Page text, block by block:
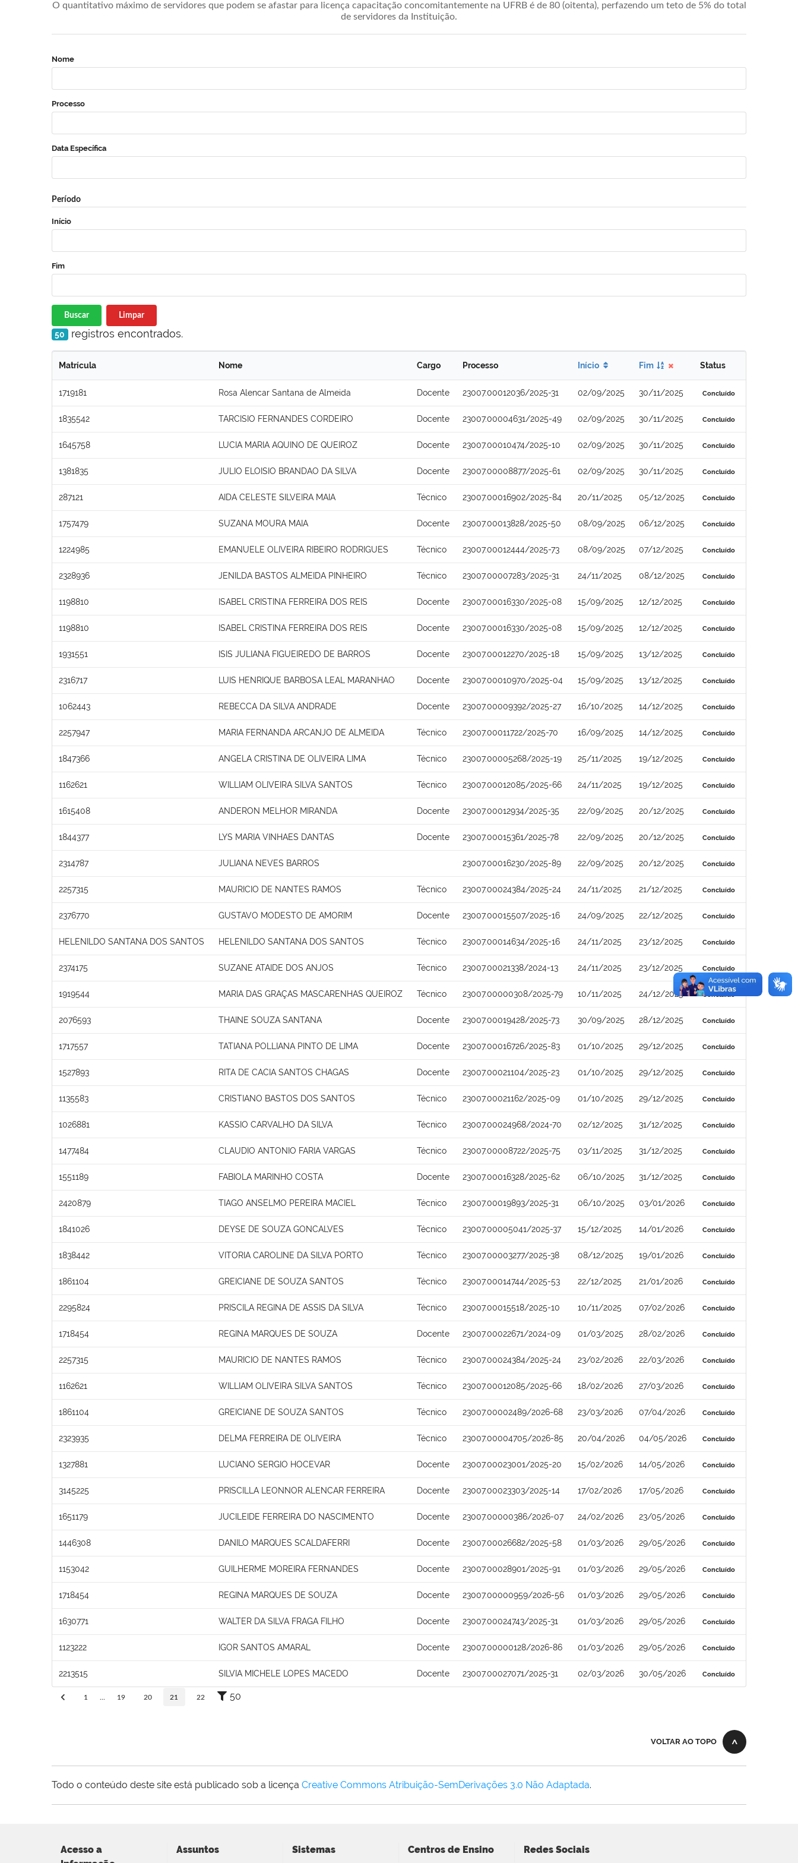
O quantitativo máximo de servidores que podem se afastar para licença capacitação concomitantemente na UFRB é de 80 (oitenta), perfazendo um teto de 5% do total
de servidores da Instituição.
Nome
Processo
Data Específica
Período
Início
Fim
Buscar Limpar
50 registros encontrados.
Matrícula Nome Cargo Processo Início Fim Status
1719181 Rosa Alencar Santana de Almeida Docente 23007.00012036/2025-31 02/09/2025 30/11/2025 Concluído
1835542 TARCISIO FERNANDES CORDEIRO Docente 23007.00004631/2025-49 02/09/2025 30/11/2025 Concluído
1645758 LUCIA MARIA AQUINO DE QUEIROZ Docente 23007.00010474/2025-10 02/09/2025 30/11/2025 Concluído
1381835 JULIO ELOISIO BRANDAO DA SILVA Docente 23007.00008877/2025-61 02/09/2025 30/11/2025 Concluído
287121 AIDA CELESTE SILVEIRA MAIA Técnico 23007.00016902/2025-84 20/11/2025 05/12/2025 Concluído
1757479 SUZANA MOURA MAIA Docente 23007.00013828/2025-50 08/09/2025 06/12/2025 Concluído
1224985 EMANUELE OLIVEIRA RIBEIRO RODRIGUES Técnico 23007.00012444/2025-73 08/09/2025 07/12/2025 Concluído
2328936 JENILDA BASTOS ALMEIDA PINHEIRO Técnico 23007.00007283/2025-31 24/11/2025 08/12/2025 Concluído
1198810 ISABEL CRISTINA FERREIRA DOS REIS Docente 23007.00016330/2025-08 15/09/2025 12/12/2025 Concluído
1198810 ISABEL CRISTINA FERREIRA DOS REIS Docente 23007.00016330/2025-08 15/09/2025 12/12/2025 Concluído
1931551 ISIS JULIANA FIGUEIREDO DE BARROS Docente 23007.00012270/2025-18 15/09/2025 13/12/2025 Concluído
2316717 LUIS HENRIQUE BARBOSA LEAL MARANHAO Docente 23007.00010970/2025-04 15/09/2025 13/12/2025 Concluído
1062443 REBECCA DA SILVA ANDRADE Docente 23007.00009392/2025-27 16/10/2025 14/12/2025 Concluído
2257947 MARIA FERNANDA ARCANJO DE ALMEIDA Técnico 23007.00011722/2025-70 16/09/2025 14/12/2025 Concluído
1847366 ANGELA CRISTINA DE OLIVEIRA LIMA Técnico 23007.00005268/2025-19 25/11/2025 19/12/2025 Concluído
1162621 WILLIAM OLIVEIRA SILVA SANTOS Técnico 23007.00012085/2025-66 24/11/2025 19/12/2025 Concluído
1615408 ANDERON MELHOR MIRANDA Docente 23007.00012934/2025-35 22/09/2025 20/12/2025 Concluído
1844377 LYS MARIA VINHAES DANTAS Docente 23007.00015361/2025-78 22/09/2025 20/12/2025 Concluído
2314787 JULIANA NEVES BARROS 23007.00016230/2025-89 22/09/2025 20/12/2025 Concluído
2257315 MAURICIO DE NANTES RAMOS Técnico 23007.00024384/2025-24 24/11/2025 21/12/2025 Concluído
2376770 GUSTAVO MODESTO DE AMORIM Docente 23007.00015507/2025-16 24/09/2025 22/12/2025 Concluído
HELENILDO SANTANA DOS SANTOS HELENILDO SANTANA DOS SANTOS Técnico 23007.00014634/2025-16 24/11/2025 23/12/2025 Concluído
2374175 SUZANE ATAIDE DOS ANJOS Técnico 23007.00021338/2024-13 24/11/2025 23/12/2025 Concluído
1919544 MARIA DAS GRAÇAS MASCARENHAS QUEIROZ Técnico 23007.00000308/2025-79 10/11/2025 24/12/2025 Concluído
2076593 THAINE SOUZA SANTANA Docente 23007.00019428/2025-73 30/09/2025 28/12/2025 Concluído
1717557 TATIANA POLLIANA PINTO DE LIMA Docente 23007.00016726/2025-83 01/10/2025 29/12/2025 Concluído
1527893 RITA DE CACIA SANTOS CHAGAS Docente 23007.00021104/2025-23 01/10/2025 29/12/2025 Concluído
1135583 CRISTIANO BASTOS DOS SANTOS Técnico 23007.00021162/2025-09 01/10/2025 29/12/2025 Concluído
1026881 KASSIO CARVALHO DA SILVA Técnico 23007.00024968/2024-70 02/12/2025 31/12/2025 Concluído
1477484 CLAUDIO ANTONIO FARIA VARGAS Técnico 23007.00008722/2025-75 03/11/2025 31/12/2025 Concluído
1551189 FABIOLA MARINHO COSTA Docente 23007.00016328/2025-62 06/10/2025 31/12/2025 Concluído
2420879 TIAGO ANSELMO PEREIRA MACIEL Técnico 23007.00019893/2025-31 06/10/2025 03/01/2026 Concluído
1841026 DEYSE DE SOUZA GONCALVES Técnico 23007.00005041/2025-37 15/12/2025 14/01/2026 Concluído
1838442 VITORIA CAROLINE DA SILVA PORTO Técnico 23007.00003277/2025-38 08/12/2025 19/01/2026 Concluído
1861104 GREICIANE DE SOUZA SANTOS Técnico 23007.00014744/2025-53 22/12/2025 21/01/2026 Concluído
2295824 PRISCILA REGINA DE ASSIS DA SILVA Técnico 23007.00015518/2025-10 10/11/2025 07/02/2026 Concluído
1718454 REGINA MARQUES DE SOUZA Docente 23007.00022671/2024-09 01/03/2025 28/02/2026 Concluído
2257315 MAURICIO DE NANTES RAMOS Técnico 23007.00024384/2025-24 23/02/2026 22/03/2026 Concluído
1162621 WILLIAM OLIVEIRA SILVA SANTOS Técnico 23007.00012085/2025-66 18/02/2026 27/03/2026 Concluído
1861104 GREICIANE DE SOUZA SANTOS Técnico 23007.00002489/2026-68 23/03/2026 07/04/2026 Concluído
2323935 DELMA FERREIRA DE OLIVEIRA Técnico 23007.00004705/2026-85 20/04/2026 04/05/2026 Concluído
1327881 LUCIANO SERGIO HOCEVAR Docente 23007.00023001/2025-20 15/02/2026 14/05/2026 Concluído
3145225 PRISCILLA LEONNOR ALENCAR FERREIRA Docente 23007.00023303/2025-14 17/02/2026 17/05/2026 Concluído
1651179 JUCILEIDE FERREIRA DO NASCIMENTO Docente 23007.00000386/2026-07 24/02/2026 23/05/2026 Concluído
1446308 DANILO MARQUES SCALDAFERRI Docente 23007.00026682/2025-58 01/03/2026 29/05/2026 Concluído
1153042 GUILHERME MOREIRA FERNANDES Docente 23007.00028901/2025-91 01/03/2026 29/05/2026 Concluído
1718454 REGINA MARQUES DE SOUZA Docente 23007.00000959/2026-56 01/03/2026 29/05/2026 Concluído
1630771 WALTER DA SILVA FRAGA FILHO Docente 23007.00024743/2025-31 01/03/2026 29/05/2026 Concluído
1123222 IGOR SANTOS AMARAL Docente 23007.00000128/2026-86 01/03/2026 29/05/2026 Concluído
2213515 SILVIA MICHELE LOPES MACEDO Docente 23007.00027071/2025-31 02/03/2026 30/05/2026 Concluído
1 19 20 21 22 50
VOLTAR AO TOPO
Todo o conteúdo deste site está publicado sob a licença Creative Commons Atribuição-SemDerivações 3.0 Não Adaptada.
Acesso a
Assuntos Sistemas Centros de Ensino Redes Sociais